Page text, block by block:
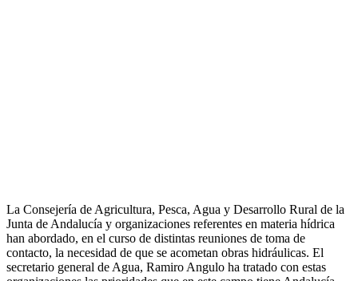
La Consejería de Agricultura, Pesca, Agua y Desarrollo Rural de la
Junta de Andalucía y organizaciones referentes en materia hídrica
han abordado, en el curso de distintas reuniones de toma de
contacto, la necesidad de que se acometan obras hidráulicas. El
secretario general de Agua, Ramiro Angulo ha tratado con estas